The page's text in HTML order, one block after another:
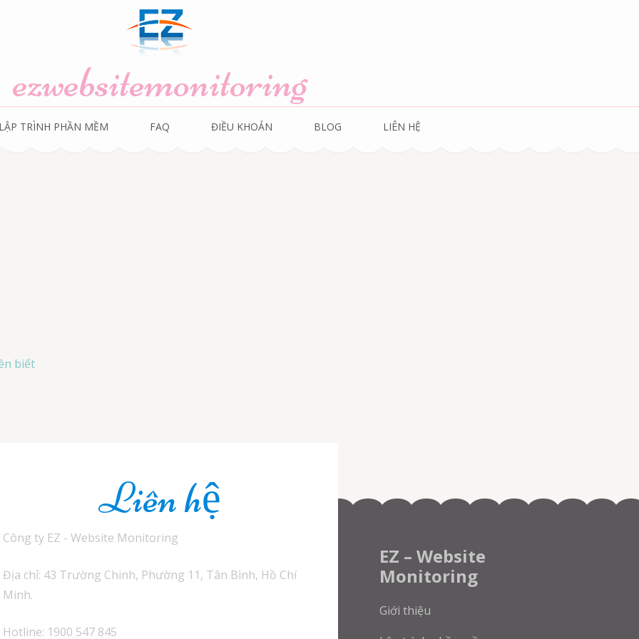
ezwebsitemonitoring
LẬP TRÌNH PHẦN MỀM FAQ ĐIỀU KHOẢN BLOG LIÊN HỆ
biết
Liên hệ
Công ty EZ - Website Monitoring
Địa chỉ: 43 Trường Chinh, Phường 11, Tân Bình, Hồ Chí
Minh.
Hotline: 1900 547 845
EZ – Website
Monitoring
Giới thiệu